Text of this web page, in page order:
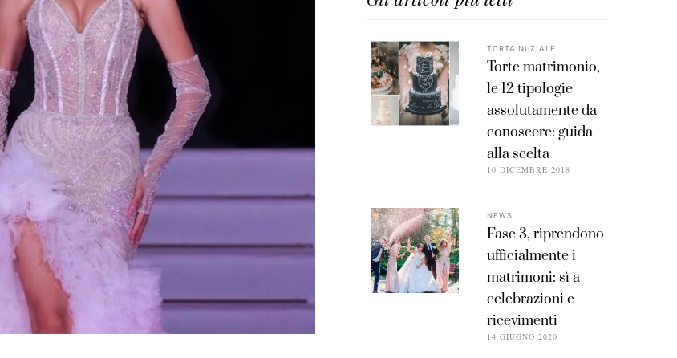
TORTA NUZIALE
Torte matrimonio,
le 12 tipologie
assolutamente da
conoscere: guida
alla scelta
10 DICEMBRE 2018
NEWS
Fase 3, riprendono
ufficialmente i
matrimoni: sì a
celebrazioni e
ricevimenti
14 GIUGNO 2020